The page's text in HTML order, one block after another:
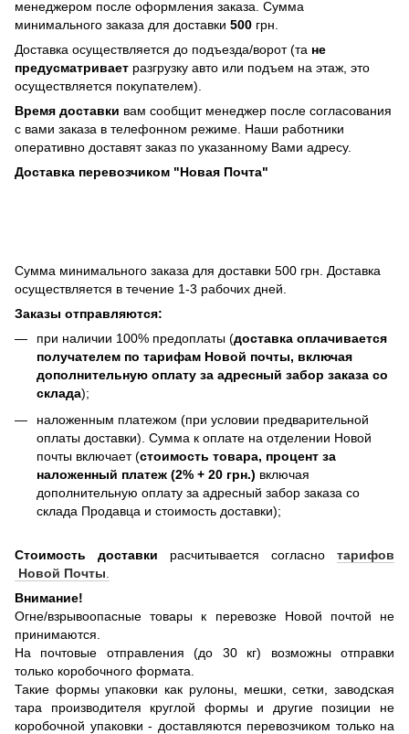
менеджером после оформления заказа. Сумма
минимального заказа для доставки 500 грн.
Доставка осуществляется до подъезда/ворот (та не
предусматривает разгрузку авто или подъем на этаж, это
осуществляется покупателем).
Время доставки вам сообщит менеджер после согласования
с вами заказа в телефонном режиме. Наши работники
оперативно доставят заказ по указанному Вами адресу.
Доставка перевозчиком "Новая Почта"
Сумма минимального заказа для доставки 500 грн. Доставка
осуществляется в течение 1-3 рабочих дней.
Заказы отправляются:
при наличии 100% предоплаты (доставка оплачивается
получателем по тарифам Новой почты, включая
дополнительную оплату за адресный забор заказа со
склада);
наложенным платежом (при условии предварительной
оплаты доставки). Сумма к оплате на отделении Новой
почты включает (стоимость товара, процент за
наложенный платеж (2% + 20 грн.) включая
дополнительную оплату за адресный забор заказа со
склада Продавца и стоимость доставки);
Стоимость доставки расчитывается согласно тарифов
Новой Почты
Внимание!
Огне/взрывоопасные товары к перевозке Новой почтой не
принимаются.
На почтовые отправления (до 30 кг) возможны отправки
только коробочного формата.
Такие формы упаковки как рулоны, мешки, сетки, заводская
тара производителя круглой формы и другие позиции не
коробочной упаковки - доставляются перевозчиком только на